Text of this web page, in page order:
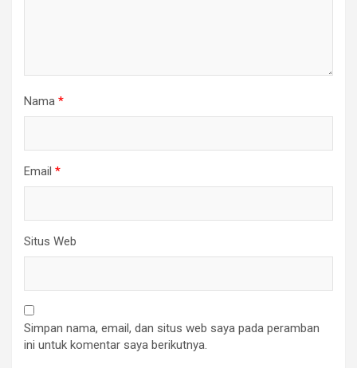
Nama *
Email *
Situs Web
Simpan nama, email, dan situs web saya pada peramban
ini untuk komentar saya berikutnya.